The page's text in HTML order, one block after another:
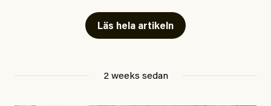
Läs hela artikeln
2 weeks sedan